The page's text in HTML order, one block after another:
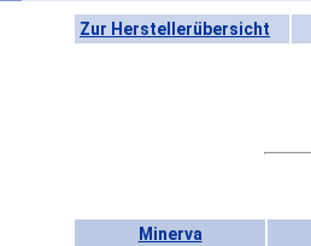
Zur Herstellerübersicht
Minerva